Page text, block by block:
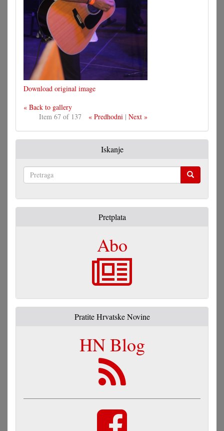
Download original image
« Back to gallery
Item 67 of 137
« Predhodni | Next »
Iskanje
Pretplata
Abo
Pratite Hrvatske Novine
HN Blog